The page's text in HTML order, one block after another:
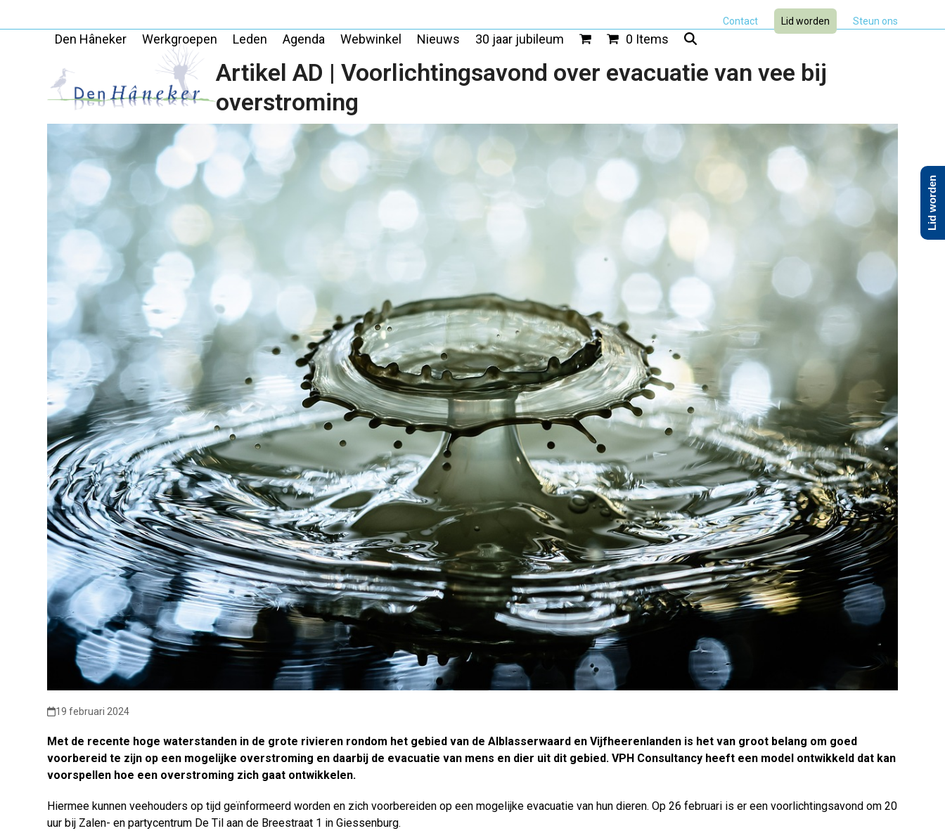
Contact Lid worden Steun ons
Den Hâneker Werkgroepen Leden Agenda Webwinkel Nieuws 30 jaar jubileum 0 Items
Artikel AD | Voorlichtingsavond over evacuatie van vee bij
overstroming
19 februari 2024
Met de recente hoge waterstanden in de grote rivieren rondom het gebied van de Alblasserwaard en Vijfheerenlanden is het van groot belang om goed
voorbereid te zijn op een mogelijke overstroming en daarbij de evacuatie van mens en dier uit dit gebied. VPH Consultancy heeft een model ontwikkeld dat kan
voorspellen hoe een overstroming zich gaat ontwikkelen.
Hiermee kunnen veehouders op tijd geïnformeerd worden en zich voorbereiden op een mogelijke evacuatie van hun dieren. Op 26 februari is er een voorlichtingsavond om 20
uur bij Zalen- en partycentrum De Til aan de Breestraat 1 in Giessenburg.
Lid worden